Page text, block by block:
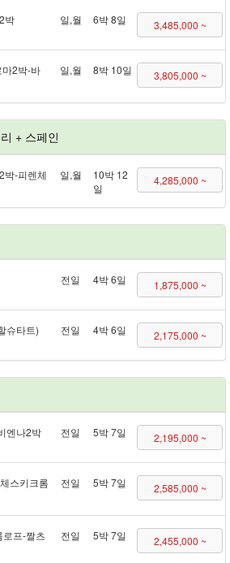
박 일,월 6박 8일 3,485,000 ~
2박 - 바
일,월 8박 10일 3,805,000 ~
+ 스페인
박 - 피렌체
일,월
10박 12
일
4,285,000 ~
전일 4박 6일 1,875,000 ~
슈타트) 전일 4박 6일 2,175,000 ~
엔나 2박 전일 5박 7일 2,195,000 ~
스키크롬
전일 5박 7일 2,585,000 ~
프 - 짤츠
전일 5박 7일 2,455,000 ~